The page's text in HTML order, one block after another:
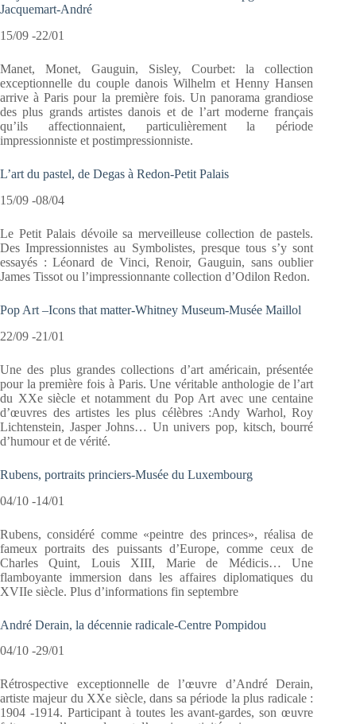
Jacquemart-André
15/09 -22/01
Manet, Monet, Gauguin, Sisley, Courbet: la collection
exceptionnelle du couple danois Wilhelm et Henny Hansen
arrive à Paris pour la première fois. Un panorama grandiose
des plus grands artistes danois et de l’art moderne français
qu’ils affectionnaient, particulièrement la période
impressionniste et postimpressionniste.
L’art du pastel, de Degas à Redon-Petit Palais
15/09 -08/04
Le Petit Palais dévoile sa merveilleuse collection de pastels.
Des Impressionnistes au Symbolistes, presque tous s’y sont
essayés : Léonard de Vinci, Renoir, Gauguin, sans oublier
James Tissot ou l’impressionnante collection d’Odilon Redon.
Pop Art –Icons that matter-Whitney Museum-Musée Maillol
22/09 -21/01
Une des plus grandes collections d’art américain, présentée
pour la première fois à Paris. Une véritable anthologie de l’art
du XXe siècle et notamment du Pop Art avec une centaine
d’œuvres des artistes les plus célèbres :Andy Warhol, Roy
Lichtenstein, Jasper Johns… Un univers pop, kitsch, bourré
d’humour et de vérité.
Rubens, portraits princiers-Musée du Luxembourg
04/10 -14/01
Rubens, considéré comme «peintre des princes», réalisa de
fameux portraits des puissants d’Europe, comme ceux de
Charles Quint, Louis XIII, Marie de Médicis… Une
flamboyante immersion dans les affaires diplomatiques du
XVIIe siècle. Plus d’informations fin septembre
André Derain, la décennie radicale-Centre Pompidou
04/10 -29/01
Rétrospective exceptionnelle de l’œuvre d’André Derain,
artiste majeur du XXe siècle, dans sa période la plus radicale :
1904 -1914. Participant à toutes les avant-gardes, son œuvre